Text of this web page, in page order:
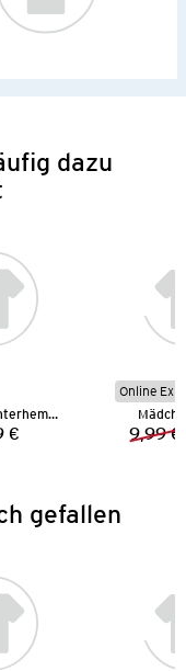
dazu
3 Mädchen Unterhemden
€
Online
9,99 €
gefallen